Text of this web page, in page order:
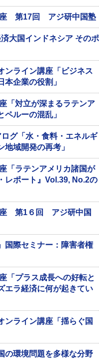
座 第17回 アジ研中国塾
大国インドネシア そのポ
ンライン講座「ビジネス
本企業の役割」
「対立が深まるラテンア
ルーの混乱」
グ「水・食料・エネルギ
域開発の再考」
「ラテンアメリカ諸国が
レポート』Vol.39, No.2の
座 第1６回 アジ研中国
国際セミナー：障害者権
「プラス成長への好転と
エラ経済に何が起きてい
ンライン講座「揺らぐ国
の環境問題を多様な分野